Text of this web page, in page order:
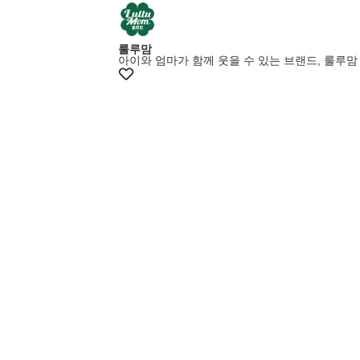
룰루맘
아이와 엄마가 함께 웃을 수 있는 브랜드, 룰루맘